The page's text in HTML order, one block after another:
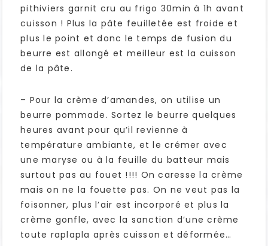
pithiviers garnit cru au frigo 30min à 1h avant
cuisson ! Plus la pâte feuilletée est froide et
plus le point et donc le temps de fusion du
beurre est allongé et meilleur est la cuisson
de la pâte.
– Pour la crème d’amandes, on utilise un
beurre pommade. Sortez le beurre quelques
heures avant pour qu’il revienne à
température ambiante, et le crémer avec
une maryse ou à la feuille du batteur mais
surtout pas au fouet !!!! On caresse la crème
mais on ne la fouette pas. On ne veut pas la
foisonner, plus l’air est incorporé et plus la
crème gonfle, avec la sanction d’une crème
toute raplapla après cuisson et déformée…